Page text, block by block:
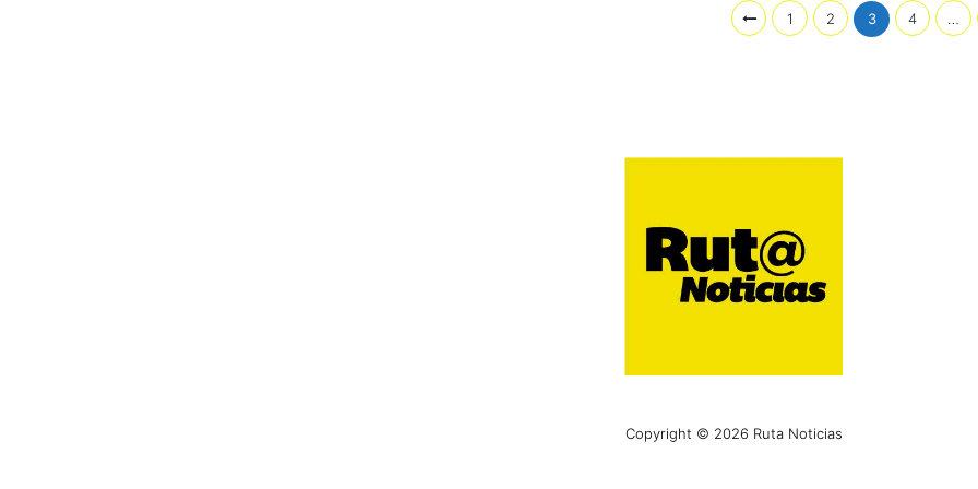
1 2 3 4 …
Copyright © 2026 Ruta Noticias